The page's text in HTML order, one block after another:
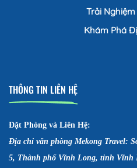
Trải
Khám Phá
THÔNG TIN LIÊN HỆ
Đặt Phòng và Liên Hệ:
Địa chỉ văn phòng Mekong Travel:
5, Thành phố Vĩnh Long, tỉnh Vĩnh